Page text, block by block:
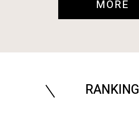
MORE
RANKING